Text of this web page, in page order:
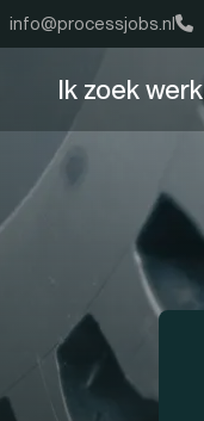
info@processjobs.nl
Ik zoek werk